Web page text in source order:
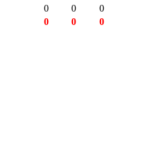
0 0
0
0 0
0